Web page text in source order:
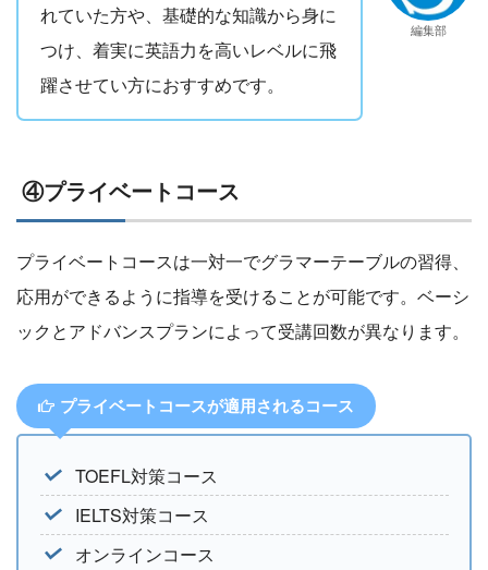
れていた方や、基礎的な知識から身に
つけ、着実に英語力を高いレベルに飛
躍させてい方におすすめです。
編集部
④プライベートコース
プライベートコースは一対一でグラマーテーブルの習得、
応用ができるように指導を受けることが可能です。ベーシ
ックとアドバンスプランによって受講回数が異なります。
プライベートコースが適用されるコース
TOEFL対策コース
IELTS対策コース
オンラインコース